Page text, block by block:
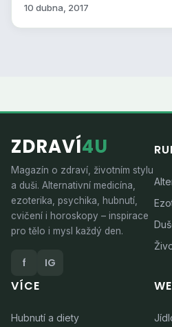
10 dubna, 2017
ZDRAVÍ4U
Magazín o zdraví, životním stylu
a duši. Alternativní medicína,
ezoterika, psychika, hubnutí,
cvičení i horoskopy – inspirace
pro tělo i mysl každý den.
f IG
VÍCE
Hubnutí a diety